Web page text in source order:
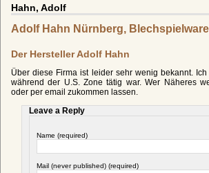
Hahn, Adolf
Adolf Hahn Nürnberg,
Der Hersteller Adolf Hahn
Über diese Firma ist leider sehr wenig bekannt.
während der U.S. Zone tätig war. Wer Näheres
oder per email zukommen lassen.
Leave a Reply
Name (required)
Mail (never published) (required)